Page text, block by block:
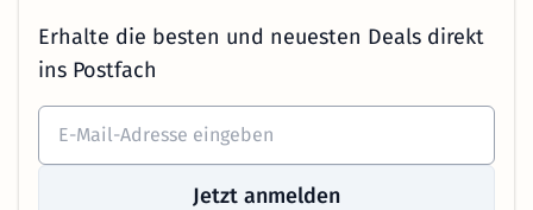
Erhalte die besten und neuesten Deals direkt
ins Postfach
Jetzt anmelden